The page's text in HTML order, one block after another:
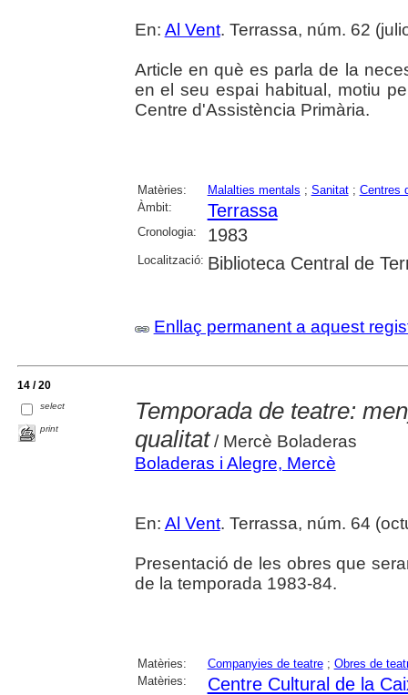
En: Al Vent. Terrassa, núm. 62
Article en què es parla de la
en el seu espai habitual, motiu
Centre d'Assistència Primària.
Matèries: Malalties mentals ; Sanitat; Centres
Àmbit:
Terrassa
Cronologia: 1983
Localització: Biblioteca Central de
Enllaç permanent a aquest
14 / 20
select
print
Temporada de teatre:
qualitat/ Mercè Boladeras
Boladeras i Alegre, Mercè
En: Al Vent. Terrassa, núm. 64
Presentació de les obres que
de la temporada 1983-84.
Matèries: Companyies de teatre; Obres de
Matèries:
Centre Cultural de la